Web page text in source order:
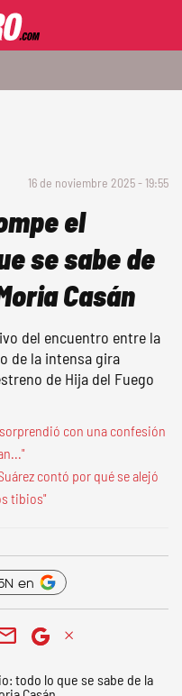
16 de noviembre 2025 - 19:55
el
se sabe de
Casán
del encuentro entre la
de la intensa gira
de Hija del Fuego
con una confesión
contó por qué se alejó
tibios"
en